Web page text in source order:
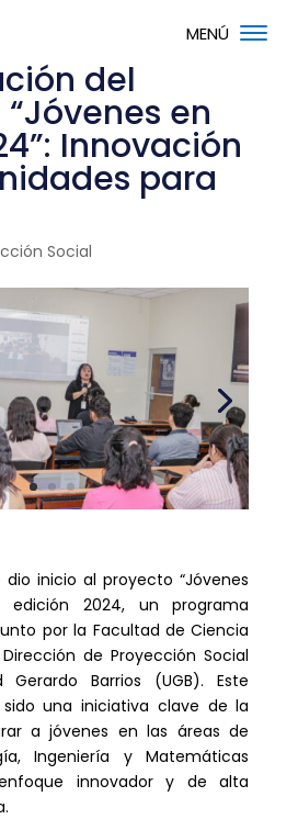
del
en
Innovación
para
Social
inicio al proyecto “Jóvenes
edición 2024, un programa
por la Facultad de Ciencia
de Proyección Social
Gerardo Barrios (UGB). Este
una iniciativa clave de la
a jóvenes en las áreas de
Ingeniería y Matemáticas
innovador y de alta